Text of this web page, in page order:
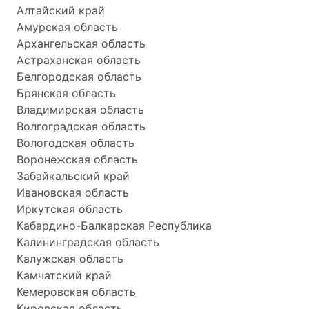
Алтайский край
Амурская область
Архангельская область
Астраханская область
Белгородская область
Брянская область
Владимирская область
Волгоградская область
Вологодская область
Воронежская область
Забайкальский край
Ивановская область
Иркутская область
Кабардино-Балкарская Республика
Калининградская область
Калужская область
Камчатский край
Кемеровская область